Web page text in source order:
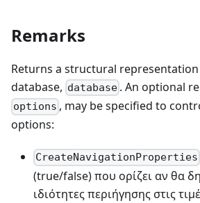
Remarks
Returns a structural representation
database, database . An optional
options , may be specified to
options:
CreateNavigationProperties
(true/false) που ορίζει αν θα
ιδιότητες περιήγησης στις